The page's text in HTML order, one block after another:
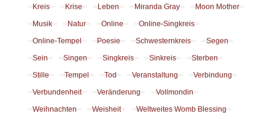
Kreis
Krise Leben Miranda Gray
Moon Mother
Musik
Natur Online
Online-Singkreis
Online-Tempel
Poesie Schwesternkreis
Segen
Sein
Singen Singkreis Sinkreis
Sterben
Stille
Tempel Tod Veranstaltung
Verbindung
Verbundenheit
Veränderung
Vollmondin
Weihnachten
Weisheit Weltweites Womb Blessing